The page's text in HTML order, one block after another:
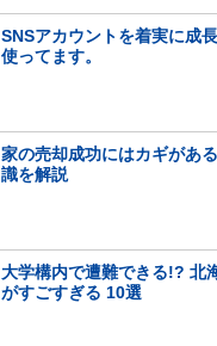
SNSアカウントを着実に成
使ってます。
家の売却成功にはカギがあ
識を解説
大学構内で遭難できる!? 北
がすごすぎる 10選